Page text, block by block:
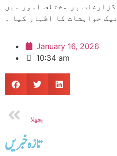
تازه خبریں
پر مختلف امور میں
خواہشات کا اظہار کیا ۔
January 16, 2026
10:34 am
پچھلا